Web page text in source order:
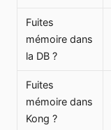
Fuites
mémoire dans
la DB ?
Fuites
mémoire dans
Kong ?